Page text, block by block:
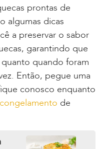
prontas de
algumas dicas
a preservar o sabor
garantindo que
quando foram
Então, pegue uma
conosco enquanto
de